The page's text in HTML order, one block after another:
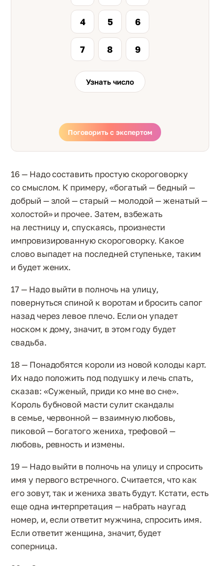
4 5 6
7 8 9
Узнать число
Поговорить с экспертом
16 — Надо составить простую скороговорку
со смыслом. К примеру, «богатый — бедный —
добрый — злой — старый — молодой — женатый —
холостой» и прочее. Затем, взбежать
на лестницу и, спускаясь, произнести
импровизированную скороговорку. Какое
слово выпадет на последней ступеньке, таким
и будет жених.
17 — Надо выйти в полночь на улицу,
повернуться спиной к воротам и бросить сапог
назад через левое плечо. Если он упадет
носком к дому, значит, в этом году будет
свадьба.
18 — Понадобятся короли из новой колоды карт.
Их надо положить под подушку и лечь спать,
сказав: «Суженый, приди ко мне во сне».
Король бубновой масти сулит скандалы
в семье, червонной — взаимную любовь,
пиковой — богатого жениха, трефовой —
любовь, ревность и измены.
19 — Надо выйти в полночь на улицу и спросить
имя у первого встречного. Считается, что как
его зовут, так и жениха звать будут. Кстати, есть
еще одна интерпретация — набрать наугад
номер, и, если ответит мужчина, спросить имя.
Если ответит женщина, значит, будет
соперница.